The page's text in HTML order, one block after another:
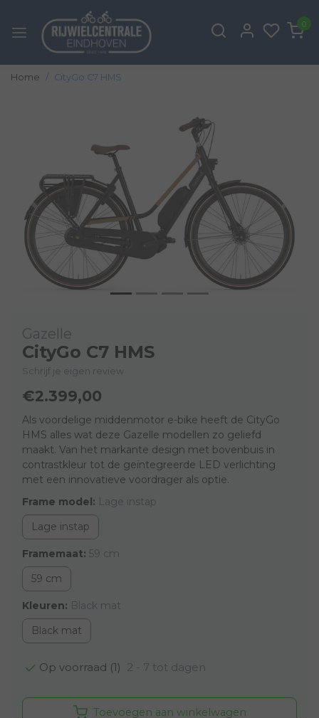
0
Home CityGo C7 HMS
Vorige
Gazelle
CityGo C7 HMS
Schrijf je eigen review
€2.399,00
Als voordelige middenmotor e-bike heeft de CityGo
HMS alles wat deze Gazelle modellen zo geliefd
maakt. Van het markante design met bovenbuis in
contrastkleur tot de geïntegreerde LED verlichting
met een innovatieve voordrager als optie.
Frame model: Lage instap
Lage instap
Framemaat: 59 cm
59 cm
Kleuren: Black mat
Black mat
Op voorraad (1) 2 - 7 tot dagen
Toevoegen aan winkelwagen